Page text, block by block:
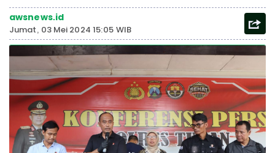
awsnews.id
Jumat, 03 Mei 2024 15:05 WIB